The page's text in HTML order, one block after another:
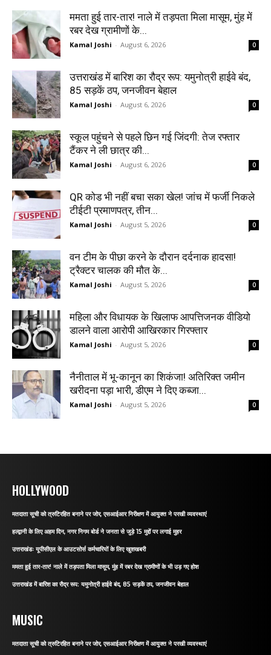
ममता हुई तार-तार! नाले में तड़पता मिला मासूम, मुंह में
रबर देख ग्रामीणों के...
Kamal Joshi - August 6, 2026 0
उत्तराखंड में बारिश का रौद्र रूप: यमुनोत्री हाईवे बंद,
85 सड़कें ठप, जनजीवन बेहाल
Kamal Joshi - August 6, 2026 0
स्कूल पहुंचने से पहले छिन गई जिंदगी: तेज रफ्तार
टैंकर ने ली छात्र की...
Kamal Joshi - August 6, 2026 0
QR कोड भी नहीं बचा सका खेल! जांच में फर्जी निकले
टीईटी प्रमाणपत्र, तीन...
Kamal Joshi - August 5, 2026 0
वन टीम के पीछा करने के दौरान दर्दनाक हादसा!
ट्रैक्टर चालक की मौत के...
Kamal Joshi - August 5, 2026 0
महिला और विधायक के खिलाफ आपत्तिजनक वीडियो
डालने वाला आरोपी आखिरकार गिरफ्तार
Kamal Joshi - August 5, 2026 0
नैनीताल में भू-कानून का शिकंजा! अतिरिक्त जमीन
खरीदना पड़ा भारी, डीएम ने दिए कब्जा...
Kamal Joshi - August 5, 2026 0
HOLLYWOOD
मतदाता सूची को त्रुटिरहित बनाने पर जोर, एसआईआर निरीक्षण में आयुक्त ने परखी व्यवस्थाएं
हल्द्वानी के लिए अहम दिन, नगर निगम बोर्ड ने जनता से जुड़े 15 मुद्दों पर लगाई मुहर
उत्तराखंडः यूपीसीएल के आउटसोर्स कर्मचारियों के लिए खुशखबरी
ममता हुई तार-तार! नाले में तड़पता मिला मासूम, मुंह में रबर देख ग्रामीणों के भी उड़ गए होश
उत्तराखंड में बारिश का रौद्र रूप: यमुनोत्री हाईवे बंद, 85 सड़कें ठप, जनजीवन बेहाल
MUSIC
मतदाता सूची को त्रुटिरहित बनाने पर जोर, एसआईआर निरीक्षण में आयुक्त ने परखी व्यवस्थाएं